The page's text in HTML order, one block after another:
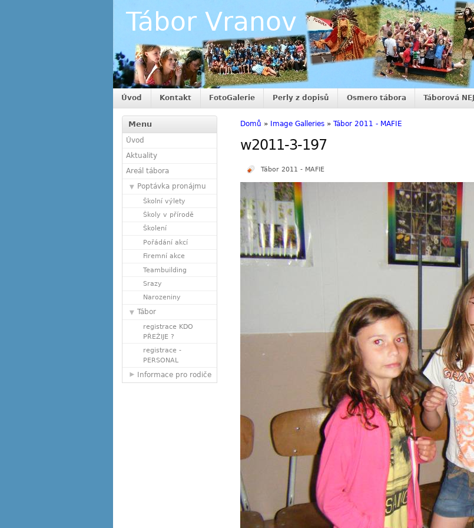
Tábor Vranov
Úvod Kontakt FotoGalerie Perly z dopisů Osmero tábora Táborová NEJ
Menu
Úvod
Aktuality
Areál tábora
Poptávka pronájmu
Školní výlety
Školy v přírodě
Školení
Pořádání akcí
Firemní akce
Teambuilding
Srazy
Narozeniny
Tábor
registrace KDO
PŘEŽIJE ?
registrace -
PERSONAL
Informace pro rodiče
Domů » Image Galleries » Tábor 2011 - MAFIE
w2011-3-197
Tábor 2011 - MAFIE